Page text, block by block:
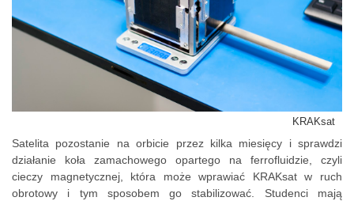
KRAKsat
Satelita pozostanie na orbicie przez kilka miesięcy i sprawdzi
działanie koła zamachowego opartego na ferrofluidzie, czyli
cieczy magnetycznej, która może wprawiać KRAKsat w ruch
obrotowy i tym sposobem go stabilizować. Studenci mają